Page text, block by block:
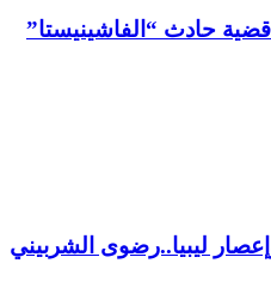
حادث “الفاشينيستا”
ليبيا..رضوى الشربيني